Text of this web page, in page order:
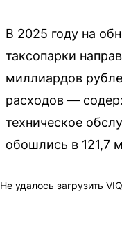
В 2025 году на
таксопарки
миллиардов
расходов —
техническое
обошлись в 121,7
Не удалось загрузить